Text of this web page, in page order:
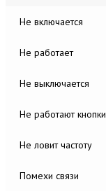
Не включается
Не работает
Не выключается
Не работают кнопки
Не ловит частоту
Помехи связи